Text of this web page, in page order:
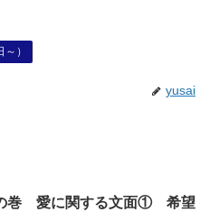
）
yusai
巻 愛に関する文面① 希望